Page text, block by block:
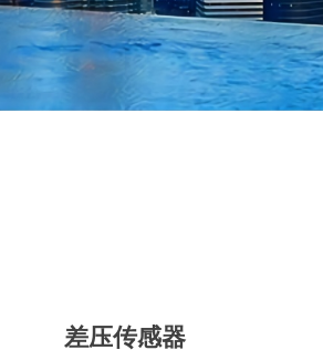
差压传感器